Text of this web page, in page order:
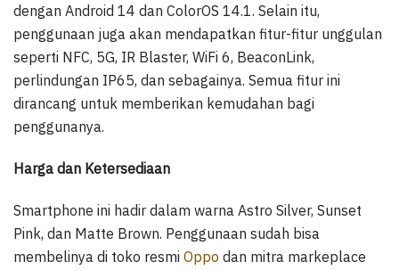
dengan Android 14 dan ColorOS 14.1. Selain itu,
penggunaan juga akan mendapatkan fitur-fitur unggulan
seperti NFC, 5G, IR Blaster, WiFi 6, BeaconLink,
perlindungan IP65, dan sebagainya. Semua fitur ini
dirancang untuk memberikan kemudahan bagi
penggunanya.
Harga dan Ketersediaan
Smartphone ini hadir dalam warna Astro Silver, Sunset
Pink, dan Matte Brown. Penggunaan sudah bisa
membelinya di toko resmi Oppo dan mitra markeplace